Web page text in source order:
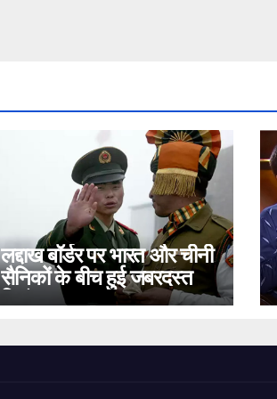
लद्दाख बॉर्डर पर भारत और चीनी
सैनिकों के बीच हुई जबरदस्त
भिड़ंत